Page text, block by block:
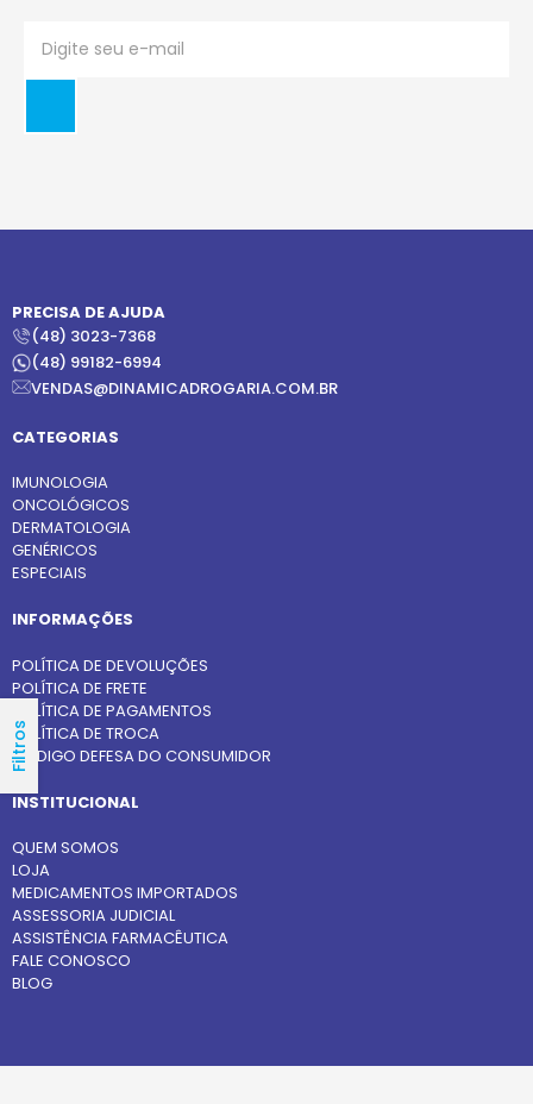
Filtros
PRECISA DE AJUDA
(48) 3023-7368
(48) 99182-6994
VENDAS@DINAMICADROGARIA.COM.BR
CATEGORIAS
IMUNOLOGIA
ONCOLÓGICOS
DERMATOLOGIA
GENÉRICOS
ESPECIAIS
INFORMAÇÕES
POLÍTICA DE DEVOLUÇÕES
POLÍTICA DE FRETE
POLÍTICA DE PAGAMENTOS
POLÍTICA DE TROCA
CÓDIGO DEFESA DO CONSUMIDOR
INSTITUCIONAL
QUEM SOMOS
LOJA
MEDICAMENTOS IMPORTADOS
ASSESSORIA JUDICIAL
ASSISTÊNCIA FARMACÊUTICA
FALE CONOSCO
BLOG